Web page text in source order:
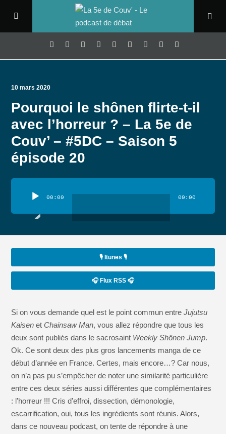
10 mars 2020
Pourquoi le shônen flirte-t-il
avec l’horreur ? – La 5e de
Couv’ – #5DC – Saison 5
épisode 20
audio
00:00 00:00
🎙️ Itunes 🎙️
🎧 Flux RSS 🎧
Si on vous demande quel est le point commun entreJujutsu
Kaisen etChainsaw Man, vous allez répondre que tous les
deux sont publiés dans le sacrosaint Weekly Shônen Jump.
Ok. Ce sont deux des plus gros lancements manga de ce
début d’année en France. Certes, mais encore…? Car nous,
on n’a pas pu s’empêcher de noter une similarité particulière
entre ces deux séries aussi différentes que complémentaires
: l’horreur !!! Cris d’effroi, dissection, démonologie,
escarrification, oui, tous les ingrédients sont réunis. Alors,
dans ce nouveau podcast, on tente de répondre à une